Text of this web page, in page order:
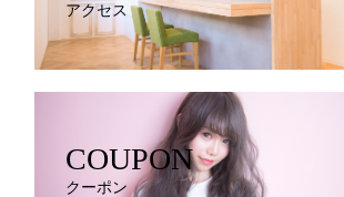
アクセス
COUPON
クーポン